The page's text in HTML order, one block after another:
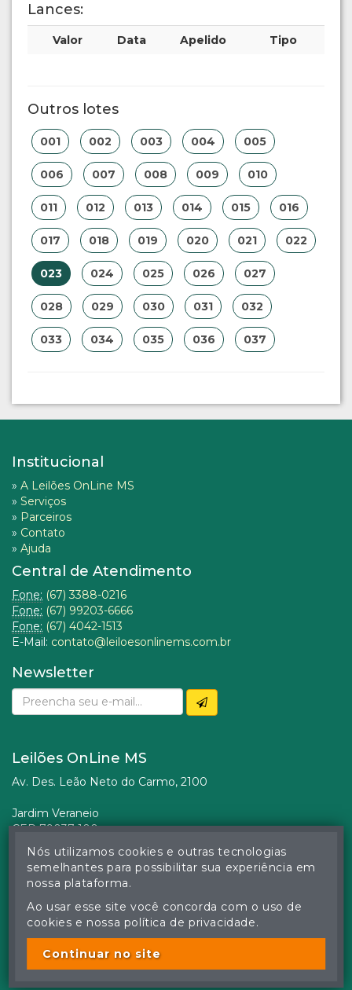
Lances:
Valor Data Apelido Tipo
Outros lotes
001 002 003 004 005
006 007 008 009 010
011 012 013 014 015 016
017 018 019 020 021 022
023 024 025 026 027
028 029 030 031 032
033 034 035 036 037
Institucional
» A Leilões OnLine MS
» Serviços
» Parceiros
» Contato
» Ajuda
Central de Atendimento
Fone: (67) 3388-0216
Fone: (67) 99203-6666
Fone: (67) 4042-1513
E-Mail: contato@leiloesonlinems.com.br
Newsletter
Leilões OnLine MS
Av. Des. Leão Neto do Carmo, 2100
Jardim Veraneio
CEP 79037-100
Campo Grande (MS)
Nós utilizamos cookies e outras tecnologias
semelhantes para possibilitar sua experiência em
nossa plataforma.
Ao usar esse site você concorda com o uso de
cookies e nossa política de privacidade.
Continuar no site